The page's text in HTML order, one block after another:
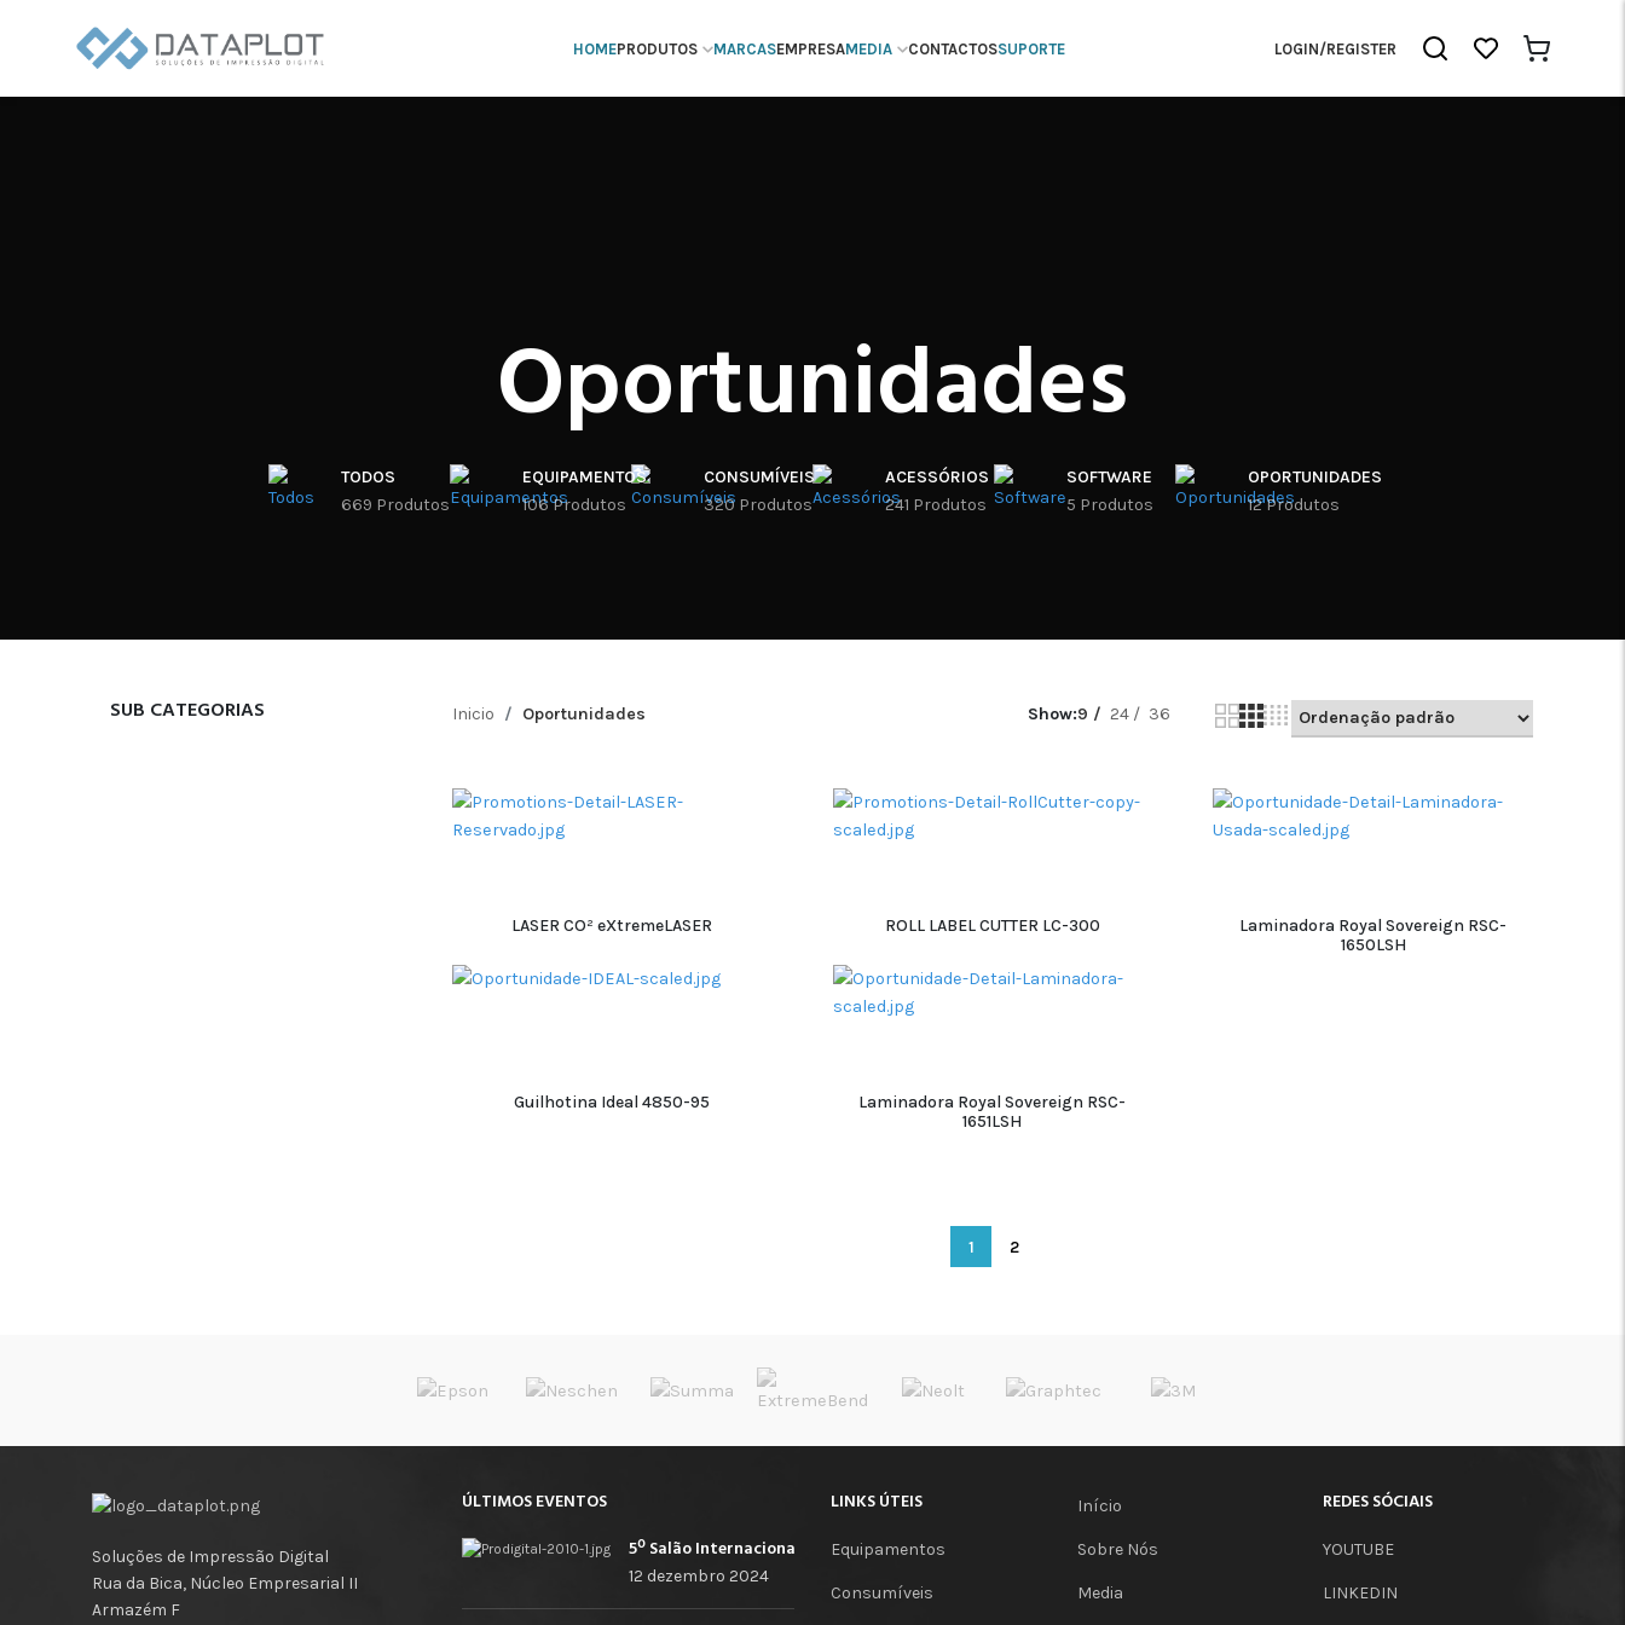
HOMEPRODUTOS MARCASEMPRESAMEDIA CONTACTOSSUPORTE LOGIN/REGISTER
Oportunidades
TODOS
669 Produtos
EQUIPAMENTOS
106 Produtos
CONSUMÍVEIS
320 Produtos
ACESSÓRIOS
241 Produtos
SOFTWARE
5 Produtos
OPORTUNIDADES
12 Produtos
SUB CATEGORIAS
CATEGORIAS
Inicio Oportunidades Show:9 24 36
ADICIONAR
LASER CO² eXtremeLASER
ADICIONAR
ROLL LABEL CUTTER LC-300
Laminadora Royal Sovereign RSC-
1650LSH
Guilhotina Ideal 4850-95
Laminadora Royal Sovereign RSC-
1651LSH
ADICIONAR
1 2
Soluções de Impressão Digital
Rua da Bica, Núcleo Empresarial II
Armazém F
ÚLTIMOS EVENTOS
12 dezembro 2024
LINKS ÚTEIS
Equipamentos
Consumíveis
Início
Sobre Nós
Media
REDES SÓCIAIS
YOUTUBE
LINKEDIN